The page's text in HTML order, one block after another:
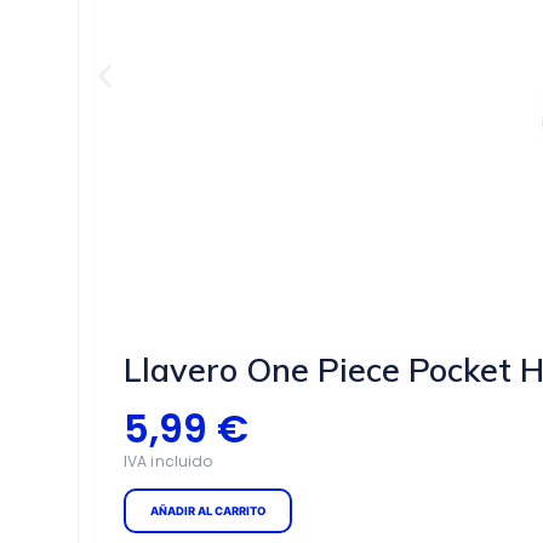
Llavero One Piece Pocket
5,99 €
AÑADIR AL CARRITO